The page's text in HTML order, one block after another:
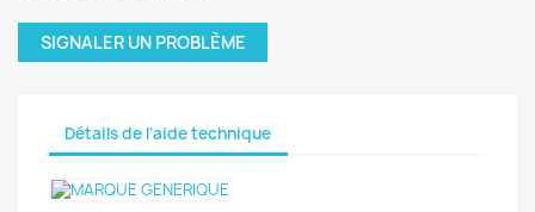
SIGNALER UN PROBLÈME
Détails de l'aide technique